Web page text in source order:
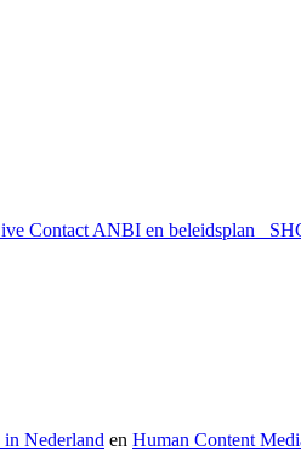
Contact ANBI en beleidsplan
in Nederland en Human Content